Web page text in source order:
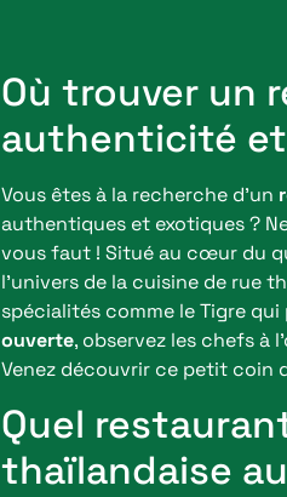
Où trouver un
authenticité
Vous êtes à la recherche d’un
authentiques et exotiques ?
vous faut ! Situé au cœur du
l’univers de la cuisine de rue
spécialités comme le Tigre
ouverte, observez les chefs à
Venez découvrir ce petit coin
Quel
thaïlandaise